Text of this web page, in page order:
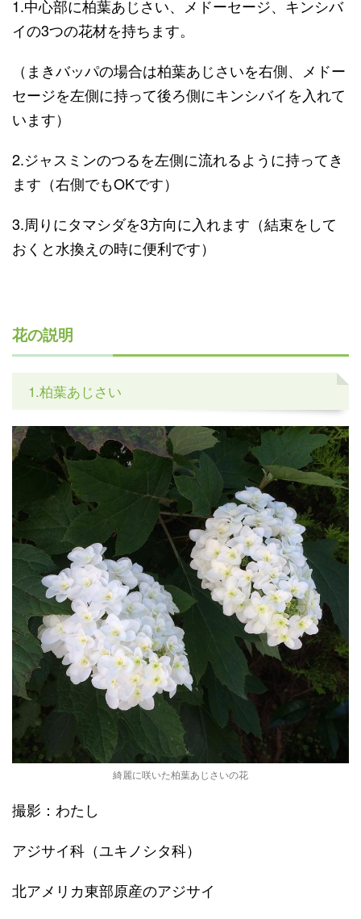
1.中心部に柏葉あじさい、メドーセージ、キンシバ
イの3つの花材を持ちます。
（まきバッパの場合は柏葉あじさいを右側、メドー
セージを左側に持って後ろ側にキンシバイを入れて
います）
2.ジャスミンのつるを左側に流れるように持ってき
ます（右側でもOKです）
3.周りにタマシダを3方向に入れます（結束をして
おくと水換えの時に便利です）
花の説明
1.柏葉あじさい
綺麗に咲いた柏葉あじさいの花
撮影：わたし
アジサイ科（ユキノシタ科）
北アメリカ東部原産のアジサイ